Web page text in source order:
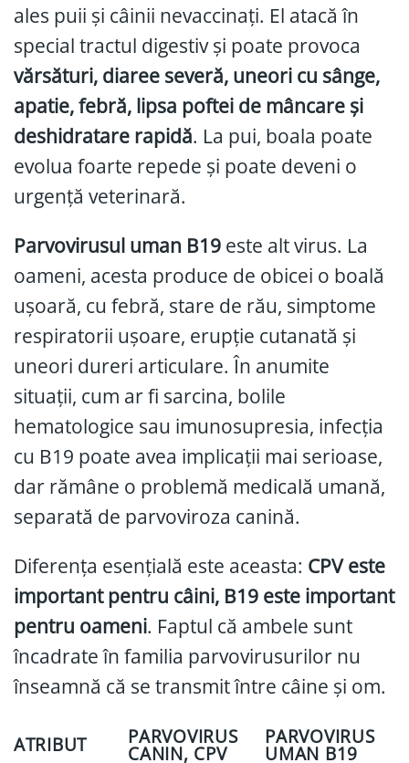
ales puii și câinii nevaccinați. El atacă în
special tractul digestiv și poate provoca
vărsături, diaree severă, uneori cu sânge,
apatie, febră, lipsa poftei de mâncare și
deshidratare rapidă. La pui, boala poate
evolua foarte repede și poate deveni o
urgență veterinară.
Parvovirusul uman B19 este alt virus. La
oameni, acesta produce de obicei o boală
ușoară, cu febră, stare de rău, simptome
respiratorii ușoare, erupție cutanată și
uneori dureri articulare. În anumite
situații, cum ar fi sarcina, bolile
hematologice sau imunosupresia, infecția
cu B19 poate avea implicații mai serioase,
dar rămâne o problemă medicală umană,
separată de parvoviroza canină.
Diferența esențială este aceasta: CPV este
important pentru câini, B19 este important
pentru oameni. Faptul că ambele sunt
încadrate în familia parvovirusurilor nu
înseamnă că se transmit între câine și om.
ATRIBUT PARVOVIRUS
CANIN, CPV
PARVOVIRUS
UMAN B19